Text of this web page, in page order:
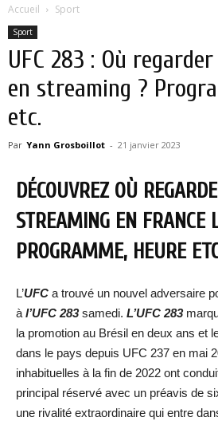
Accueil Sport
Sport
UFC 283 : Où
en streaming ?
etc.
Par Yann Grosboillot - 21 janvier 2023
DÉCOUVREZ OÙ
STREAMING EN FRANCE
PROGRAMME, HEURE
L’UFC a trouvé un nouvel adversaire
à l’UFC 283samedi. L’UFC 283
la promotion au Brésil en deux ans et
dans le pays depuis UFC 237 en mai
inhabituelles à la fin de 2022 ont
principal réservé avec un préavis de
une rivalité extraordinaire qui entre